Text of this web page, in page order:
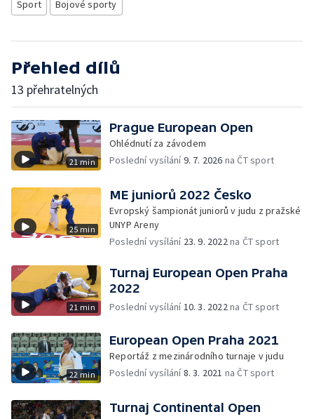
Sport Bojové sporty
Přehled dílů
13 přehratelných
21 min
Prague European Open
Ohlédnutí za závodem
Poslední vysílání9. 7. 2026 na ČT sport
25 min
ME juniorů 2022 Česko
Evropský šampionát juniorů v judu z pražské
UNYP Areny
Poslední vysílání 23. 9. 2022na ČT sport
21 min
Turnaj European Open Praha
2022
Poslední vysílání10. 3. 2022na ČT sport
22 min
European Open Praha 2021
Reportáž z mezinárodního turnaje v judu
Poslední vysílání8. 3. 2021 na ČT sport
Turnaj Continental Open